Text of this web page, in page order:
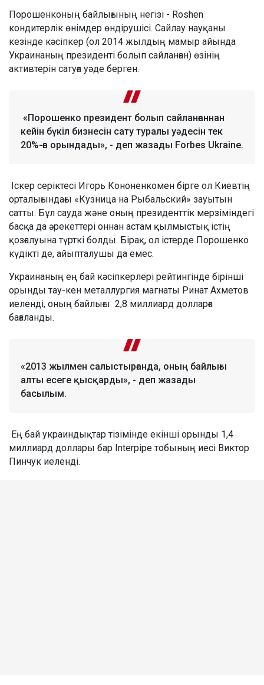
Порошенконың байлығының негізі - Roshen
кондитерлік өнімдер өндірушісі. Сайлау науқаны
кезінде кәсіпкер (ол 2014 жылдың мамыр айында
Украинаның президенті болып сайланған) өзінің
активтерін сатуға уәде берген.
«Порошенко президент болып сайланғаннан
кейін бүкіл бизнесін сату туралы уәдесін тек
20%-ға орындады», - деп жазады Forbes Ukraine.
Іскер серіктесі Игорь Кононенкомен бірге ол Киевтің
орталығындағы «Кузница на Рыбальский» зауытын
сатты. Бұл сауда және оның президенттік мерзіміндегі
басқа да әрекеттері оннан астам қылмыстық істің
қозғалуына түрткі болды. Бірақ, ол істерде Порошенко
күдікті де, айыпталушы да емес.
Украинаның ең бай кәсіпкерлері рейтингінде бірінші
орынды тау-кен металлургия магнаты Ринат Ахметов
иеленді, оның байлығы 2,8 миллиард долларға
бағаланды.
«2013 жылмен салыстырғанда, оның байлығы
алты есеге қысқарды», - деп жазады
басылым.
Ең бай украиндықтар тізімінде екінші орынды 1,4
миллиард доллары бар Interpipe тобының иесі Виктор
Пинчук иеленді.